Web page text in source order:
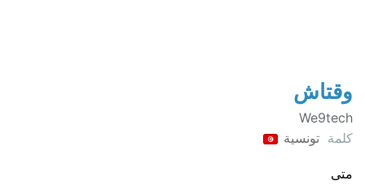
وقتاش
We9tech
كلمة تونسية
متى